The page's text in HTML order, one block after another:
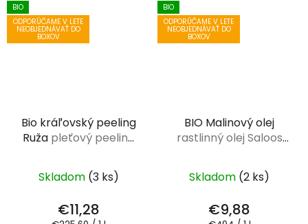
BIO
ODPORÚČAME V LETE
NEOBJEDNÁVAŤ DO
BOXOV
Bio kráľovský peeling
Ruža pleťový peeling
Skladom (3 ks)
€11,28
BIO
ODPORÚČAME V LETE
NEOBJEDNÁVAŤ DO
BOXOV
BIO Malinový olej
rastlinný olej Saloos
Skladom (2 ks)
€9,88